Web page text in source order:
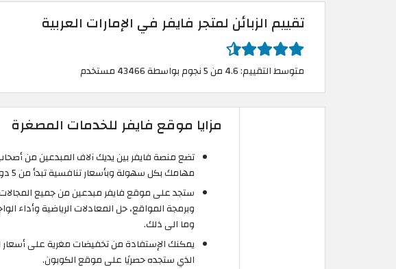
تقييم الزبائن لمتجر فايفر في الإمارات العربية
متوسط التقييم: 4.6 من 5 نجوم بواسطة 43466 مستخدم
مزايا موقع فايفر للخدمات المصغرة
تضع منصة فايفر بين يديك آلاف المبدعين من
مهامك بكل سهولة وبأسعار تنافسية تبدأ من 5 دولار (حوالي 18.4 درهم اماراتي).
ستجد على موقع فايفر مبدعين من جميع
وبرمجة المواقع، حل المعادلات الرياضية وأداء
وما الى ذلك.
الذي ستجده حصريًا على موقع الكوبون.